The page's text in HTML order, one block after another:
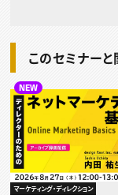
このセミナー
NEW
マーケティング・ディレクション